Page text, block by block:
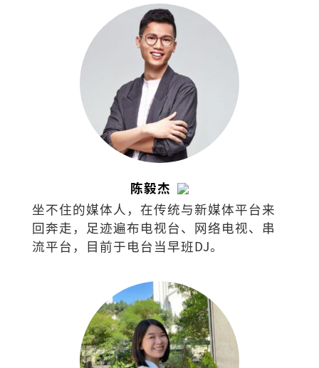
陈毅杰
坐不住的媒体人，在传统与新媒体平台来
回奔走，足迹遍布电视台、网络电视、串
流平台，目前于电台当早班DJ。